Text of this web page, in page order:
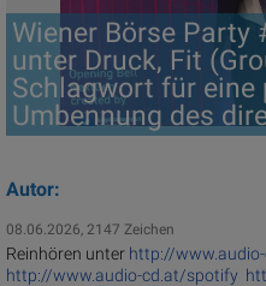
Wiener Börse Party
unter Druck, Fit
Schlagwort für eine
Umbennung des
Autor:
08.06.2026, 2147 Zeichen
Reinhören unter http://
http://www.audio-cd.at/spotify